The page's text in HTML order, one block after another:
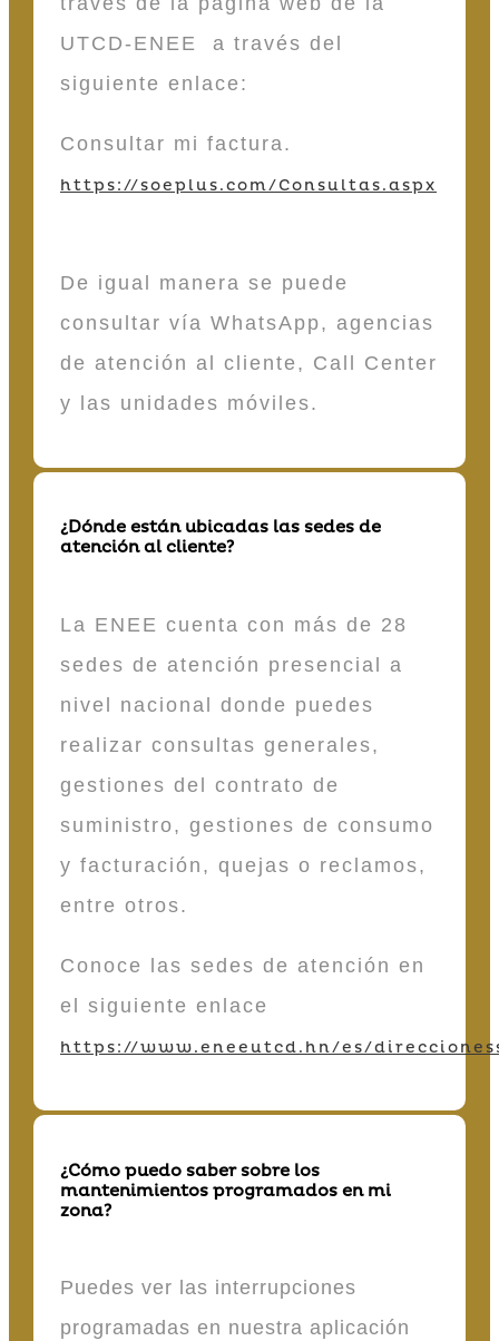
UTCD-ENEE a través del
siguiente enlace:
Consultar mi factura.
https://soeplus.com/Consultas.aspx
De igual manera se puede
consultar vía WhatsApp, agencias
de atención al cliente, Call Center
y las unidades móviles.
¿Dónde están ubicadas las sedes de
atención al cliente?
La ENEE cuenta con más de 28
sedes de atención presencial a
nivel nacional donde puedes
realizar consultas generales,
gestiones del contrato de
suministro, gestiones de consumo
y facturación, quejas o reclamos,
entre otros.
Conoce las sedes de atención en
el siguiente enlace
https://www.eneeutcd.hn/es/
¿Cómo puedo saber sobre los
mantenimientos programados en mi
zona?
Puedes ver las interrupciones
programadas en nuestra aplicación